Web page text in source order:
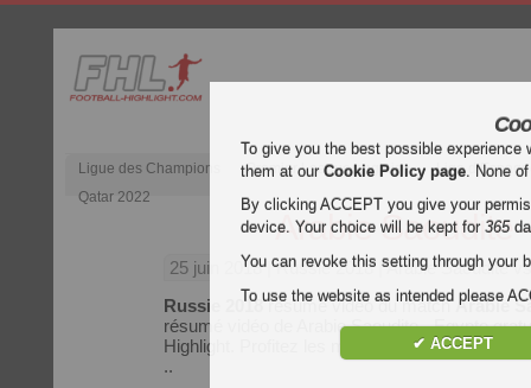
Ligue des Champions Premier League anglaise
Liga
Qatar 2022
Arabie Saoudite
25 juin 2018| Russie 2018 | Arabie Saoudite
Russie 2018résumé vidéo du match Arabie
résumé vidéo de Arabie Saoudite - Egypte
Highlight. Profitez les meilleurs moments de
..
To give you the best possible
them at ourCookie Policy page. None
By clicking ACCEPT you give your
device. Your choice will be kept for365
You can revoke this setting through your
To use the website as intended please
✔ ACCEPT